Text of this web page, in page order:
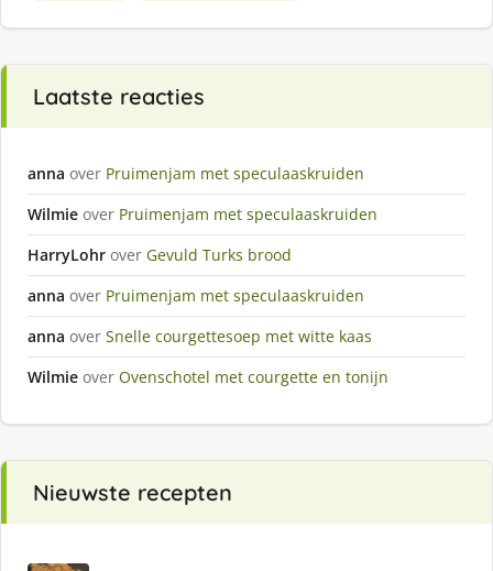
Laatste reacties
anna over Pruimenjam met speculaaskruiden
Wilmie over Pruimenjam met speculaaskruiden
HarryLohr over Gevuld Turks brood
anna over Pruimenjam met speculaaskruiden
anna over Snelle courgettesoep met witte kaas
Wilmie over Ovenschotel met courgette en tonijn
Nieuwste recepten